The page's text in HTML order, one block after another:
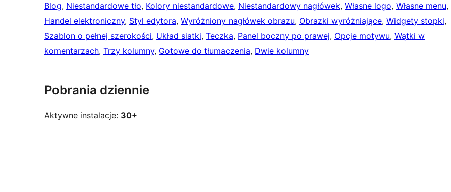
Blog, Niestandardowe tło, Kolory niestandardowe, Niestandardowy nagłówek, Własne logo, Własne menu
Handel elektroniczny, Styl edytora, Wyróżniony nagłówek obrazu, Obrazki wyróżniające, Widgety stopki
Szablon o pełnej szerokości, Układ siatki, Teczka, Panel boczny po prawej, Opcje motywu, Wątki w
komentarzach, Trzy kolumny, Gotowe do tłumaczenia, Dwie kolumny
Pobrania dziennie
Aktywne instalacje: 30+